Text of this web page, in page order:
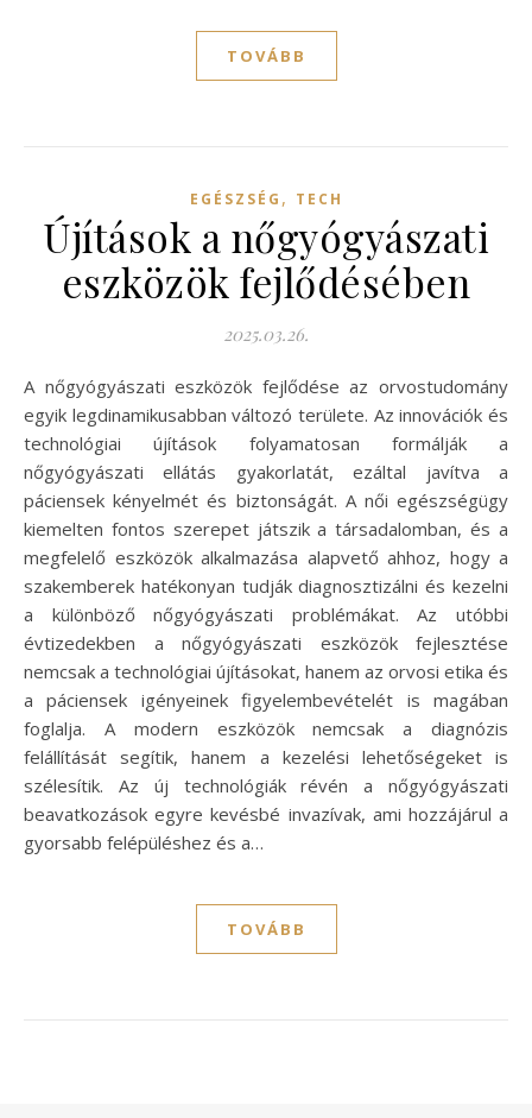
TOVÁBB
EGÉSZSÉG , TECH
Újítások a nőgyógyászati
eszközök fejlődésében
2025.03.26.
A nőgyógyászati eszközök fejlődése az orvostudomány
egyik legdinamikusabban változó területe. Az innovációk és
technológiai újítások folyamatosan formálják a
nőgyógyászati ellátás gyakorlatát, ezáltal javítva a
páciensek kényelmét és biztonságát. A női egészségügy
kiemelten fontos szerepet játszik a társadalomban, és a
megfelelő eszközök alkalmazása alapvető ahhoz, hogy a
szakemberek hatékonyan tudják diagnosztizálni és kezelni
a különböző nőgyógyászati problémákat. Az utóbbi
évtizedekben a nőgyógyászati eszközök fejlesztése
nemcsak a technológiai újításokat, hanem az orvosi etika és
a páciensek igényeinek figyelembevételét is magában
foglalja. A modern eszközök nemcsak a diagnózis
felállítását segítik, hanem a kezelési lehetőségeket is
szélesítik. Az új technológiák révén a nőgyógyászati
beavatkozások egyre kevésbé invazívak, ami hozzájárul a
gyorsabb felépüléshez és a…
TOVÁBB